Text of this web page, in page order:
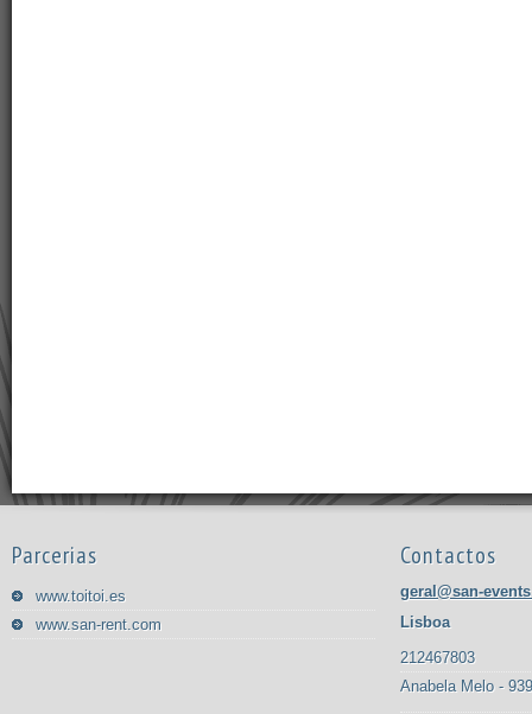
Parcerias
www.toitoi.es
www.san-rent.com
Contactos
geral@san-
Lisboa
212467803
Anabela Melo -